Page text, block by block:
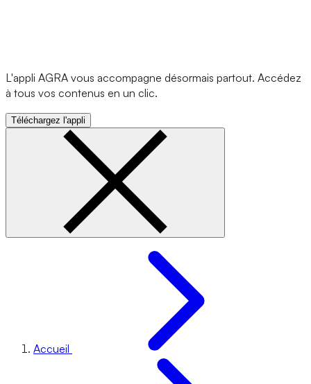
L'appli AGRA vous accompagne désormais partout. Accédez
à tous vos contenus en un clic.
Téléchargez l'appli
Accueil